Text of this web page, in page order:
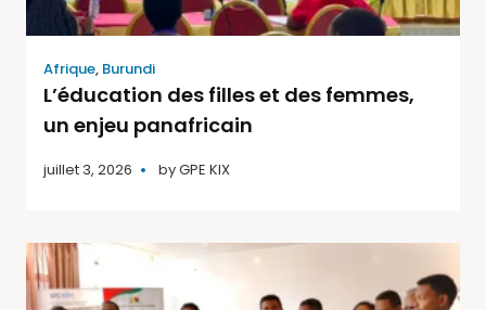
Afrique, Burundi
L’éducation des filles et des femmes,
un enjeu panafricain
juillet 3, 2026 byGPE KIX